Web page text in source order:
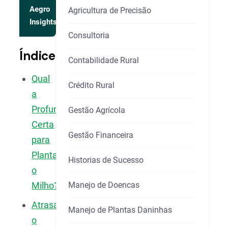
Aegro
Insights
Índice
Qual
a
Profundidade
Certa
para
Plantar
o
Milho?
Atrasar
o
Agricultura de Precisão
Consultoria
Contabilidade Rural
Crédito Rural
Gestão Agrícola
Gestão Financeira
Historias de Sucesso
Manejo de Doencas
Manejo de Plantas Daninhas